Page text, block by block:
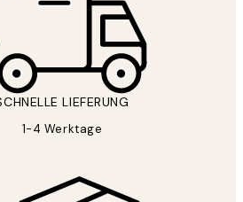
LIEFERUNG
1-4 Werktage